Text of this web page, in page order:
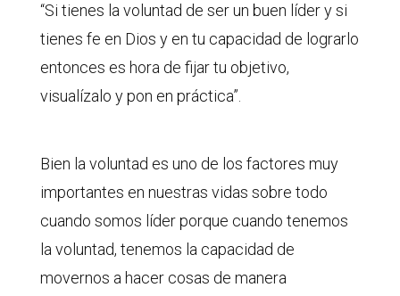
“Si tienes la voluntad de ser un buen líder y si
tienes fe en Dios y en tu capacidad de lograrlo
entonces es hora de fijar tu objetivo,
visualízalo y pon en práctica”.
Bien la voluntad es uno de los factores muy
importantes en nuestras vidas sobre todo
cuando somos líder porque cuando tenemos
la voluntad, tenemos la capacidad de
movernos a hacer cosas de manera